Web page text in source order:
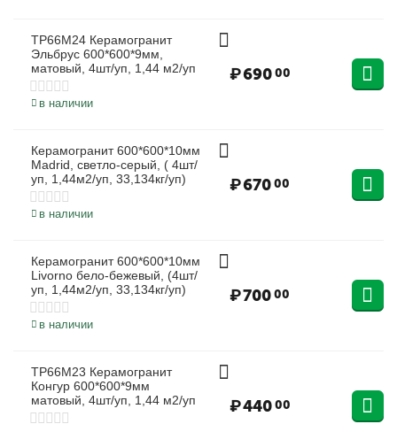
TP66M24 Керамогранит
Эльбрус 600*600*9мм,
матовый, 4шт/уп, 1,44 м2/уп
в наличии
₽69000
Керамогранит 600*600*10мм
Madrid, светло-серый, ( 4шт/
уп, 1,44м2/уп, 33,134кг/уп)
в наличии
₽67000
Керамогранит 600*600*10мм
Livorno бело-бежевый, (4шт/
уп, 1,44м2/уп, 33,134кг/уп)
в наличии
₽70000
TP66M23 Керамогранит
Конгур 600*600*9мм
матовый, 4шт/уп, 1,44 м2/уп
₽44000